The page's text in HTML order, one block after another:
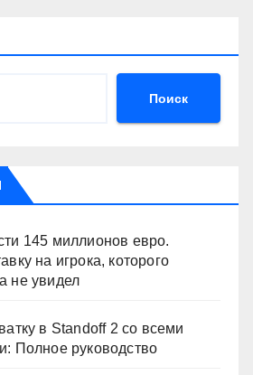
Поиск
145 миллионов евро.
на игрока, которого
не увидел
в Standoff 2 со всеми
Полное руководство